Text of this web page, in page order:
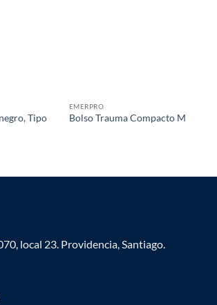
Tipo
EMERPRO
Bolso Trauma Compacto M
local 23. Providencia, Santiago.